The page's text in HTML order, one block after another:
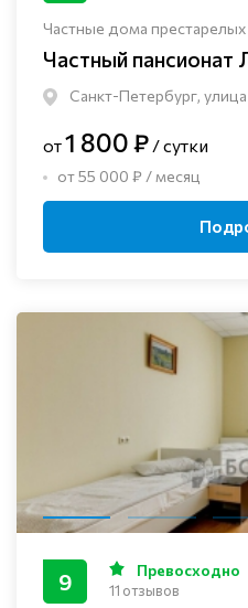
Частные дома
Частный пансионат
Санкт-Петербург,
от1 800 ₽ / сутки
от 55 000 ₽ / месяц
9 Превосходно
11 отзывов